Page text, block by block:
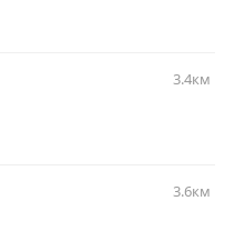
3.4км
3.6км